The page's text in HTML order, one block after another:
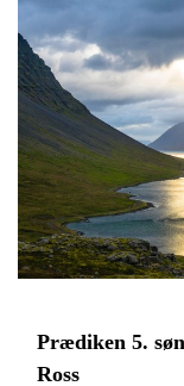
Prædiken 5.
Ross